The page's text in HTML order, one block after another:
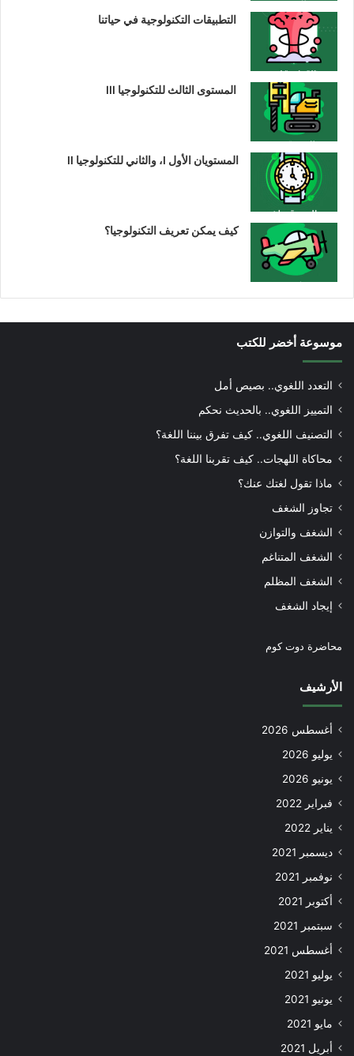
التطبيقات التكنولوجية في حياتنا
المستوى الثالث للتكنولوجيا III
المستويان الأول I، والثاني للتكنولوجيا II
كيف يمكن تعريف التكنولوجيا؟
موسوعة أخضر للكتب
التعدد اللغوي.. بصيص أمل
التمييز اللغوي.. بالحديث نحكم
التصنيف اللغوي.. كيف تفرق بيننا اللغة؟
محاكاة اللهجات.. كيف تقربنا اللغة؟
ماذا تقول لغتك عنك؟
تجاوز الشغف
الشغف والتوازن
الشغف المتناغم
الشغف المظلم
إيجاد الشغف
محاضرة دوت كوم
الأرشيف
أغسطس 2026
يوليو 2026
يونيو 2026
فبراير 2022
يناير 2022
ديسمبر 2021
نوفمبر 2021
أكتوبر 2021
سبتمبر 2021
أغسطس 2021
يوليو 2021
يونيو 2021
مايو 2021
أبريل 2021